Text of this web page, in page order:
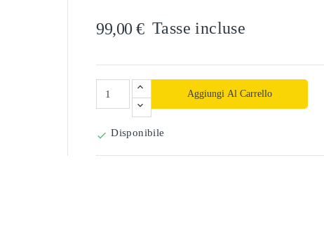
99,00 € Tasse incluse
Aggiungi Al Carrello
 Disponibile